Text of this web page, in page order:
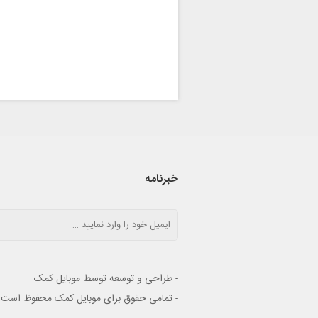
خبرنامه
- طراحی و توسعه توسط موبایل کمک
- تمامی حقوق برای موبایل کمک محفوظ است